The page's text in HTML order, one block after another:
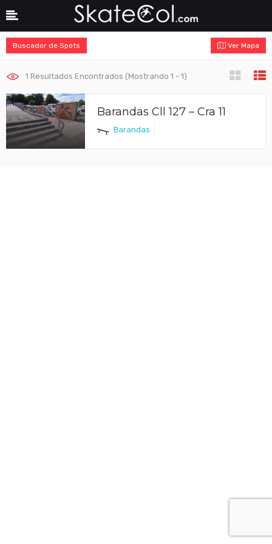
Buscador de Spots Ver Mapa
1 Resultados Encontrados (Mostrando 1 - 1)
Barandas Cll 127 – Cra 11
Barandas